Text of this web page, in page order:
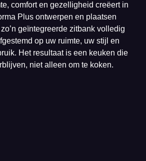
comfort en gezelligheid creëert in
Plus ontwerpen en plaatsen
geïntegreerde zitbank volledig
op uw ruimte, uw stijl en
Het resultaat is een keuken die
niet alleen om te koken.